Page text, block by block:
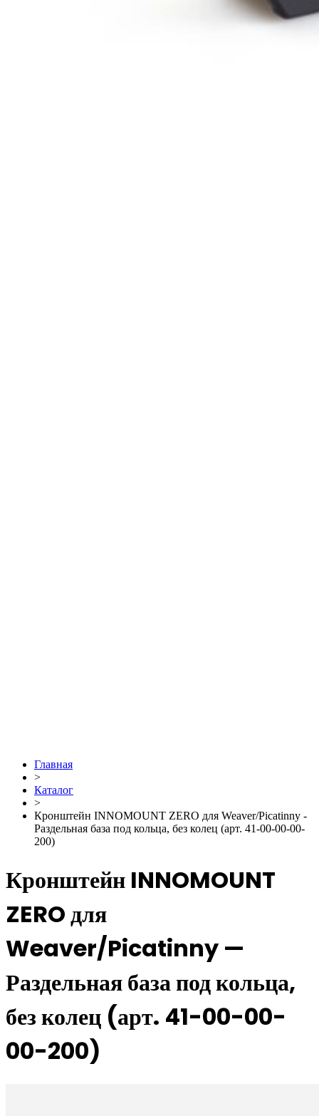
Главная
>
Каталог
>
Кронштейн INNOMOUNT ZERO для Weaver/Picatinny -
Раздельная база под кольца, без колец (арт. 41-00-00-00-
200)
Кронштейн INNOMOUNT
ZERO для
Weaver/Picatinny —
Раздельная база под кольца,
без колец (арт. 41-00-00-
00-200)